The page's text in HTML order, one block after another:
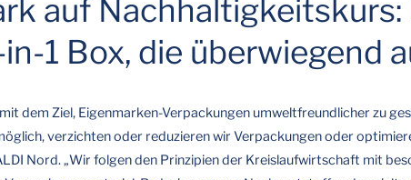
auf Nachhaltigkeitskurs:
1 Box, die überwiegend
dem Ziel, Eigenmarken-Verpackungen umweltfreundlicher zu
verzichten oder reduzieren wir Verpackungen oder
Nord. „Wir folgen den Prinzipien der Kreislaufwirtschaft mit